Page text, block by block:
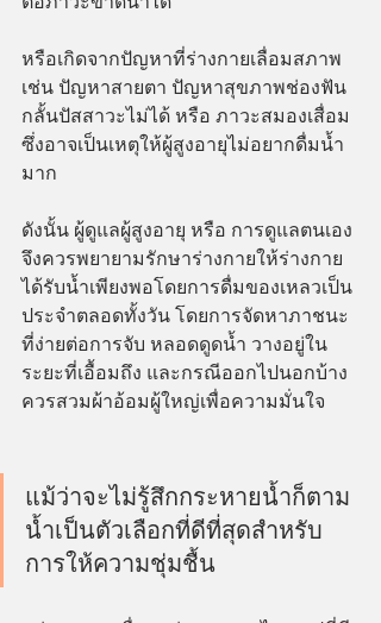
หรือเกิดจากปัญหาที่ร่างกายเลื่อมสภาพ
เช่น ปัญหาสายตา ปัญหาสุขภาพช่องฟัน
กลั้นปัสสาวะไม่ได้ หรือ ภาวะสมองเสื่อม
ซึ่งอาจเป็นเหตุให้ผู้สูงอายุไม่อยากดื่มน้ำ
มาก
ดังนั้น ผู้ดูแลผู้สูงอายุ หรือ การดูแลตนเอง
จึงควรพยายามรักษาร่างกายให้ร่างกาย
ได้รับน้ำเพียงพอโดยการดื่มของเหลวเป็น
ประจำตลอดทั้งวัน โดยการจัดหาภาชนะ
ที่ง่ายต่อการจับ หลอดดูดน้ำ วางอยู่ใน
ระยะที่เอื้อมถึง และกรณีออกไปนอกบ้าง
ควรสวมผ้าอ้อมผู้ใหญ่เพื่อความมั่นใจ
แม้ว่าจะไม่รู้สึกกระหายน้ำก็ตาม
น้ำเป็นตัวเลือกที่ดีที่สุดสำหรับ
การให้ความชุ่มชื้น